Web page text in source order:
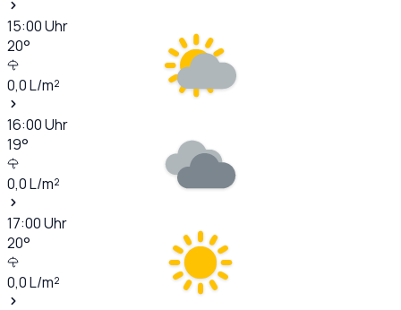
15:00Uhr
20°
0,0L/m²
16:00Uhr
19°
0,0L/m²
17:00Uhr
20°
0,0L/m²